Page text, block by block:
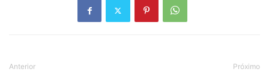
Anterior Próximo